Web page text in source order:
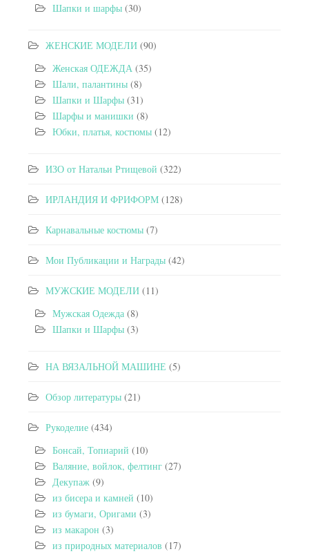
Шапки и шарфы (30)
ЖЕНСКИЕ МОДЕЛИ (90)
Женская ОДЕЖДА (35)
Шали, палантины (8)
Шапки и Шарфы (31)
Шарфы и манишки (8)
Юбки, платья, костюмы (12)
ИЗО от Натальи Ртищевой (322)
ИРЛАНДИЯ И ФРИФОРМ (128)
Карнавальные костюмы (7)
Мои Публикации и Награды (42)
МУЖСКИЕ МОДЕЛИ (11)
Мужская Одежда (8)
Шапки и Шарфы (3)
НА ВЯЗАЛЬНОЙ МАШИНЕ (5)
Обзор литературы (21)
Рукоделие (434)
Бонсай, Топиарий (10)
Валяние, войлок, фелтинг (27)
Декупаж (9)
из бисера и камней (10)
из бумаги, Оригами (3)
из макарон (3)
из природных материалов (17)